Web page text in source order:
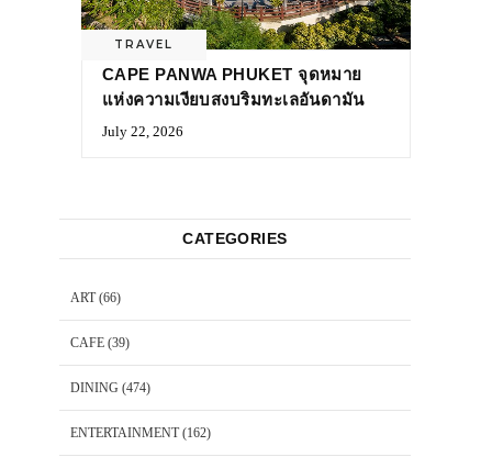
TRAVEL
CAPE PANWA PHUKET จุดหมาย
แห่งความเงียบสงบริมทะเลอันดามัน
July 22, 2026
CATEGORIES
ART(66)
CAFE (39)
DINING (474)
ENTERTAINMENT(162)